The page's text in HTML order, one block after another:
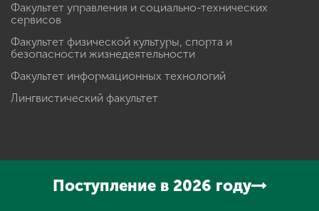
Факультет управления и социально-технических
сервисов
Факультет физической культуры, спорта и
безопасности жизнедеятельности
Факультет информационных технологий
Лингвистический факультет
Электронная почта:
Поступление в 2026 году